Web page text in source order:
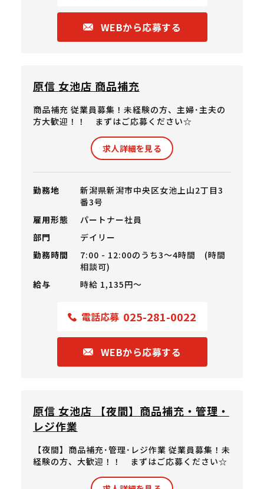
WEBから応募する
原信 女池店 商品補充
商品補充 従業員募集！未経験の方、主婦･主夫の
方大歓迎！！ まずはご応募ください☆
求人詳細を見る
勤務地
新潟県新潟市中央区女池上山2丁目3
番3号
雇用形態
パートナー社員
部門
デイリー
勤務時間
7:00 - 12:00のうち3～4時間 (時間
相談可)
給与
時給 1,135円〜
電話応募 025-281-0022
WEBから応募する
原信 女池店 【夜間】商品補充・管理・
レジ作業
【夜間】商品補充･管理･レジ作業 従業員募集！未
経験の方、大歓迎！！ まずはご応募ください☆